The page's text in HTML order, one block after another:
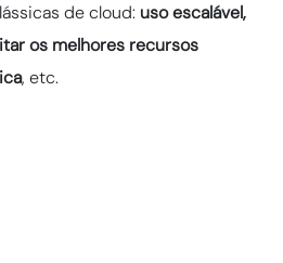
de cloud: uso escalável,
os melhores recursos
, etc.